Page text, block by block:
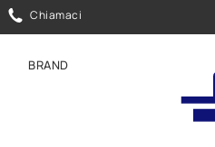
Chiamaci
BRAND